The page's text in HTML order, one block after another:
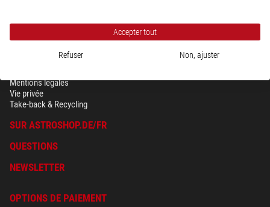
SÉCURITÉ & VIE PRIVÉE
Mentions légales
Vie privée
Take-back & Recycling
SUR ASTROSHOP.DE/FR
QUESTIONS
NEWSLETTER
OPTIONS DE PAIEMENT
Accepter tout
Refuser Non, ajuster